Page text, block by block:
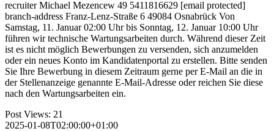
recruiter Michael Mezencew 49 5411816629 [email protected]
branch-address Franz-Lenz-Straße 6 49084 Osnabrück Von
Samstag, 11. Januar 02:00 Uhr bis Sonntag, 12. Januar 10:00 Uhr
führen wir technische Wartungsarbeiten durch. Während dieser Zeit
ist es nicht möglich Bewerbungen zu versenden, sich anzumelden
oder ein neues Konto im Kandidatenportal zu erstellen. Bitte senden
Sie Ihre Bewerbung in diesem Zeitraum gerne per E-Mail an die in
der Stellenanzeige genannte E-Mail-Adresse oder reichen Sie diese
nach den Wartungsarbeiten ein.
Post Views: 21
2025-01-08T02:00:00+01:00